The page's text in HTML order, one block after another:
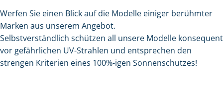
Werfen Sie einen Blick auf die Modelle einiger berühmter
Marken aus unserem Angebot.
Selbstverständlich schützen all unsere Modelle konsequent
vor gefährlichen UV-Strahlen und entsprechen den
strengen Kriterien eines 100%-igen Sonnenschutzes!